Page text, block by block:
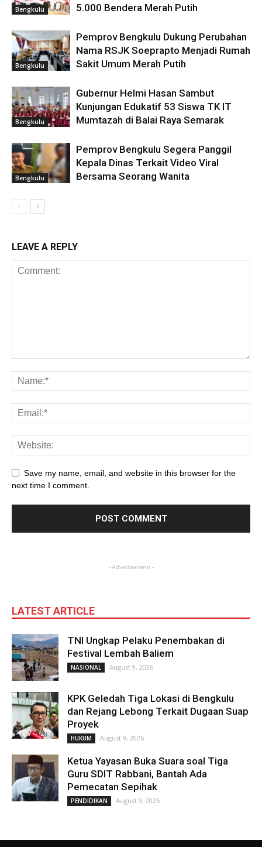
Bengkulu
5.000 Bendera Merah Putih
Bengkulu
Pemprov Bengkulu Dukung Perubahan
Nama RSJK Soeprapto Menjadi Rumah
Sakit Umum Merah Putih
Bengkulu
Gubernur Helmi Hasan Sambut
Kunjungan Edukatif 53 Siswa TK IT
Mumtazah di Balai Raya Semarak
Bengkulu
Pemprov Bengkulu Segera Panggil
Kepala Dinas Terkait Video Viral
Bersama Seorang Wanita
LEAVE A REPLY
Save my name, email, and website in this browser for the
next time I comment.
- Advertisement -
LATEST ARTICLE
TNI Ungkap Pelaku Penembakan di
Festival Lembah Baliem
NASIONAL August 9, 2026
KPK Geledah Tiga Lokasi di Bengkulu
dan Rejang Lebong Terkait Dugaan Suap
Proyek
HUKUM August 9, 2026
Ketua Yayasan Buka Suara soal Tiga
Guru SDIT Rabbani, Bantah Ada
Pemecatan Sepihak
PENDIDIKAN August 9, 2026